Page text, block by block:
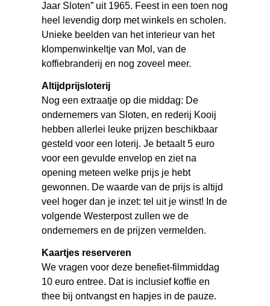
Jaar Sloten” uit 1965. Feest in een toen nog
heel levendig dorp met winkels en scholen.
Unieke beelden van het interieur van het
klompenwinkeltje van Mol, van de
koffiebranderij en nog zoveel meer.
Altijdprijsloterij
Nog een extraatje op die middag: De
ondernemers van Sloten, en rederij Kooij
hebben allerlei leuke prijzen beschikbaar
gesteld voor een loterij. Je betaalt 5 euro
voor een gevulde envelop en ziet na
opening meteen welke prijs je hebt
gewonnen. De waarde van de prijs is altijd
veel hoger dan je inzet: tel uit je winst! In de
volgende Westerpost zullen we de
ondernemers en de prijzen vermelden.
Kaartjes reserveren
We vragen voor deze benefiet-filmmiddag
10 euro entree. Dat is inclusief koffie en
thee bij ontvangst en hapjes in de pauze.